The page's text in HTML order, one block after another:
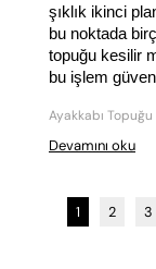
şıklık ikinci
bu noktada
topuğu kesilir
bu işlem
Ayakkabı
Devamını oku
1 2 3